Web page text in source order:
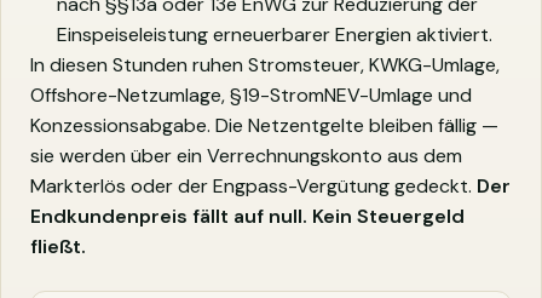
Einspeiseleistung erneuerbarer Energien aktiviert.
In diesen Stunden ruhen Stromsteuer, KWKG-Umlage,
Offshore-Netzumlage, §19-StromNEV-Umlage und
Konzessionsabgabe. Die Netzentgelte bleiben fällig —
sie werden über ein Verrechnungskonto aus dem
Markterlös oder der Engpass-Vergütung gedeckt. Der
Endkundenpreis fällt auf null. Kein Steuergeld
fließt.